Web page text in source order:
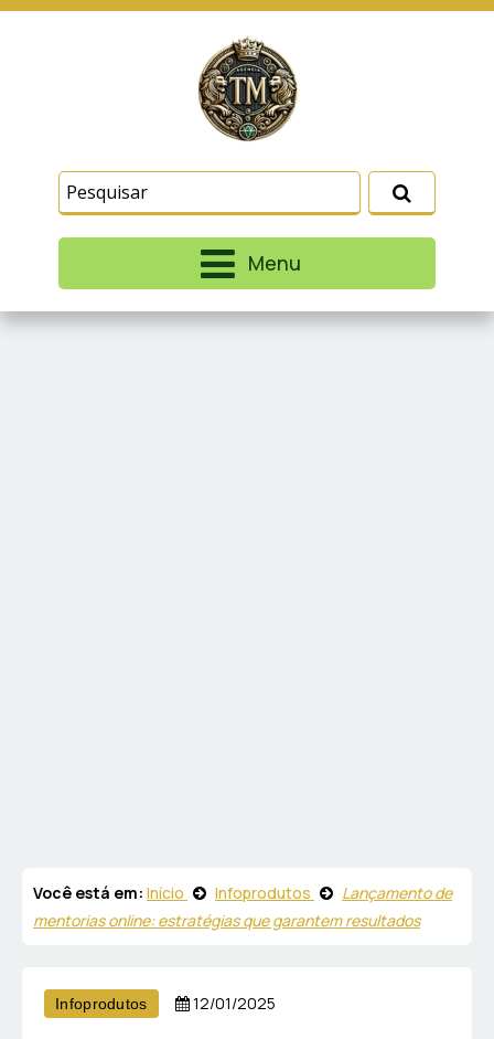
Menu
Você está em: Início Infoprodutos
Lançamento de
mentorias online: estratégias que garantem resultados
Infoprodutos 12/01/2025
similares para lembrar e entender como você usa
nosso site, analisar seu uso de nossos produtos
e serviços, ajudar com nossos esforços de
marketing e fornecer conteúdo de terceiros. Leia
Termos e CondiçõesePolítica de